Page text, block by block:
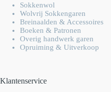
Sokkenwol
Wolvrij Sokkengaren
Breinaalden & Accessoires
Boeken & Patronen
Overig handwerk garen
Opruiming & Uitverkoop
Klantenservice